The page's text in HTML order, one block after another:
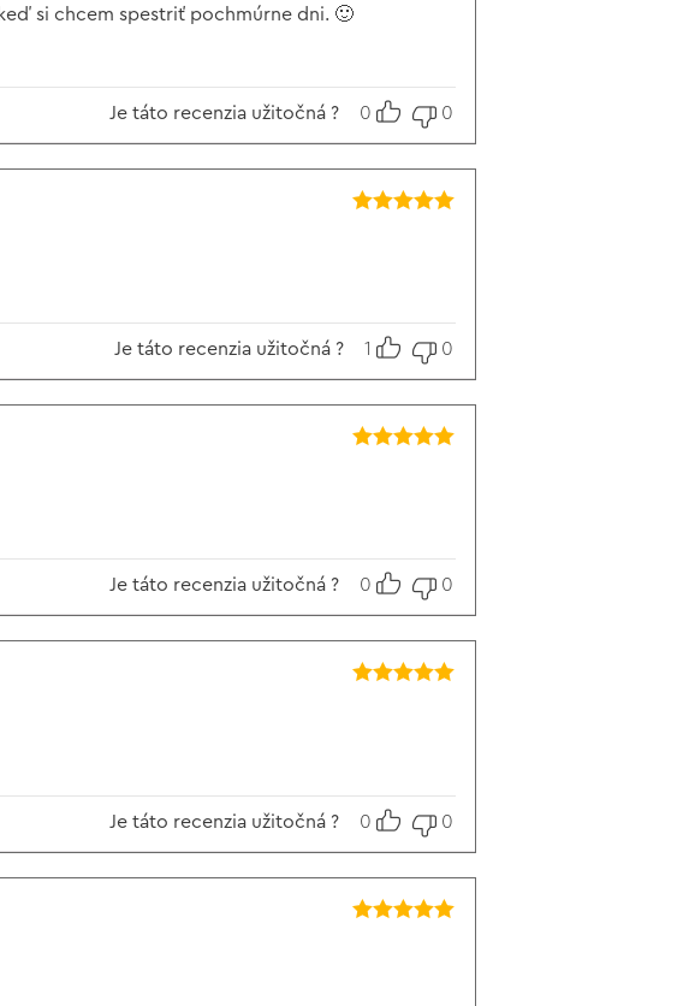
si chcem spestriť pochmúrne dni. 🙂
Je táto recenzia užitočná ? 0 0
Je táto recenzia užitočná ? 1 0
Je táto recenzia užitočná ? 0 0
Je táto recenzia užitočná ? 0 0